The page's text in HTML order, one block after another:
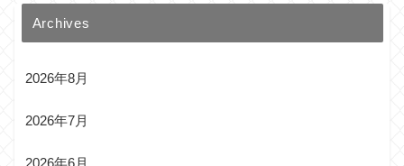
Archives
2026年8月
2026年7月
2026年6月